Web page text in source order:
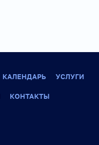
КАЛЕНДАРЬ УСЛУГИ
КОНТАКТЫ